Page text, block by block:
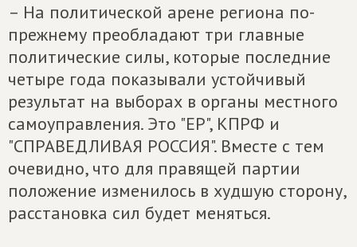
– На политической арене региона по-
прежнему преобладают три главные
политические силы, которые последние
четыре года показывали устойчивый
результат на выборах в органы местного
самоуправления. Это "ЕР", КПРФ и
"СПРАВЕДЛИВАЯ РОССИЯ". Вместе с тем
очевидно, что для правящей партии
положение изменилось в худшую сторону,
расстановка сил будет меняться.